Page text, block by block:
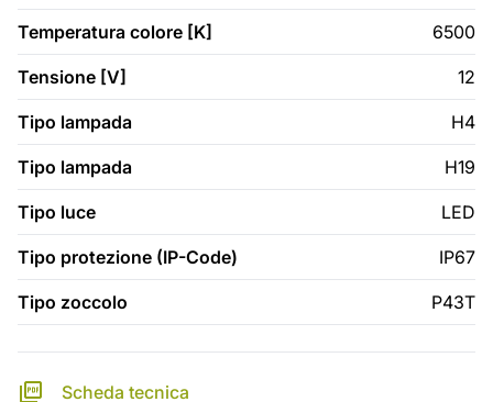
Temperatura colore [K] 6500
Tensione [V] 12
Tipo lampada H4
Tipo lampada H19
Tipo luce LED
Tipo protezione (IP-Code) IP67
Tipo zoccolo P43T
Scheda tecnica